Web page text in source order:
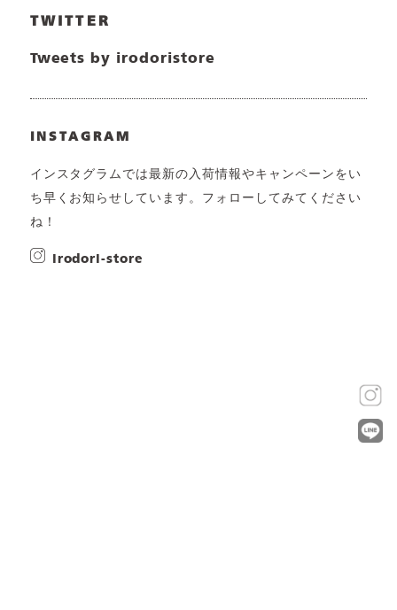
TWITTER
Tweets by irodoristore
INSTAGRAM
インスタグラムでは最新の入荷情報やキャンペーンをい
ち早くお知らせしています。フォローしてみてください
ね！
irodori-store